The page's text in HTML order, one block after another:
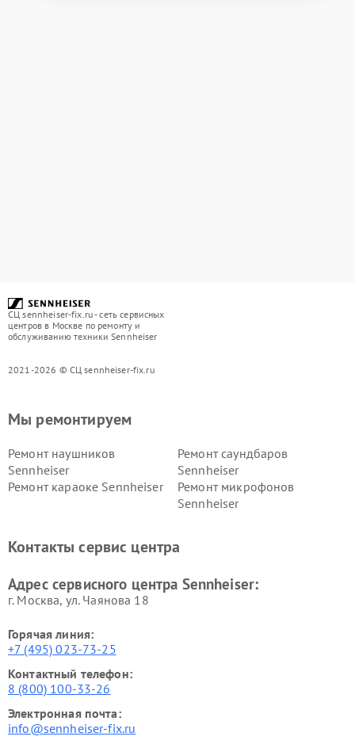
СЦ sennheiser-fix.ru - сеть сервисных
центров в Москве по ремонту и
обслуживанию техники Sennheiser
2021-2026 © СЦ sennheiser-fix.ru
Мы ремонтируем
Ремонт наушников
Sennheiser
Ремонт саундбаров
Sennheiser
Ремонт караоке Sennheiser
Ремонт микрофонов
Sennheiser
Контакты сервис центра
Адрес сервисного центра Sennheiser:
г. Москва, ул. Чаянова 18
Горячая линия:
+7 (495) 023-73-25
Контактный телефон:
8 (800) 100-33-26
Электронная почта:
info@sennheiser-fix.ru